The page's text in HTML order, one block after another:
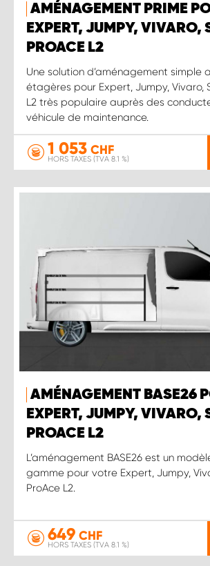
AMÉNAGEMENT PRIME
EXPERT, JUMPY, VIVARO,
PROACE L2
Une solution d’aménagement simple
étagères pour Expert, Jumpy, Vivaro,
L2 très populaire auprès des
véhicule de maintenance.
1 053 CHF
HORS TAXES (TVA 8.1 %)
AMÉNAGEMENT BASE26
EXPERT, JUMPY, VIVARO,
PROACE L2
L’aménagement BASE26 est un
gamme pour votre Expert, Jumpy,
ProAce L2.
649 CHF
HORS TAXES (TVA 8.1 %)